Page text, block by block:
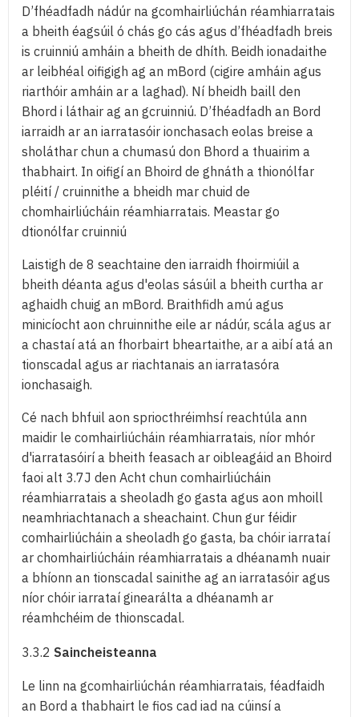
D’fhéadfadh nádúr na gcomhairliúchán réamhiarratais
a bheith éagsúil ó chás go cás agus d’fhéadfadh breis
is cruinniú amháin a bheith de dhíth. Beidh ionadaithe
ar leibhéal oifigigh ag an mBord (cigire amháin agus
riarthóir amháin ar a laghad). Ní bheidh baill den
Bhord i láthair ag an gcruinniú. D’fhéadfadh an Bord
iarraidh ar an iarratasóir ionchasach eolas breise a
sholáthar chun a chumasú don Bhord a thuairim a
thabhairt. In oifigí an Bhoird de ghnáth a thionólfar
pléití / cruinnithe a bheidh mar chuid de
chomhairliúcháin réamhiarratais. Meastar go
dtionólfar cruinniú
Laistigh de 8 seachtaine den iarraidh fhoirmiúil a
bheith déanta agus d'eolas sásúil a bheith curtha ar
aghaidh chuig an mBord. Braithfidh amú agus
minicíocht aon chruinnithe eile ar nádúr, scála agus ar
a chastaí atá an fhorbairt bheartaithe, ar a aibí atá an
tionscadal agus ar riachtanais an iarratasóra
ionchasaigh.
Cé nach bhfuil aon spriocthréimhsí reachtúla ann
maidir le comhairliúcháin réamhiarratais, níor mhór
d'iarratasóirí a bheith feasach ar oibleagáid an Bhoird
faoi alt 3.7J den Acht chun comhairliúcháin
réamhiarratais a sheoladh go gasta agus aon mhoill
neamhriachtanach a sheachaint. Chun gur féidir
comhairliúcháin a sheoladh go gasta, ba chóir iarrataí
ar chomhairliúcháin réamhiarratais a dhéanamh nuair
a bhíonn an tionscadal sainithe ag an iarratasóir agus
níor chóir iarrataí ginearálta a dhéanamh ar
réamhchéim de thionscadal.
3.3.2 Saincheisteanna
Le linn na gcomhairliúchán réamhiarratais, féadfaidh
an Bord a thabhairt le fios cad iad na cúinsí a